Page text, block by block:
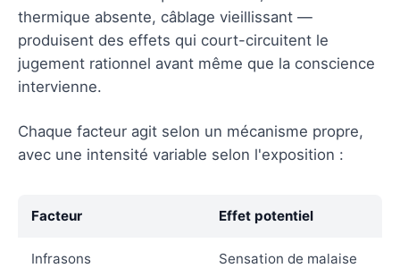
thermique absente, câblage vieillissant —
produisent des effets qui court-circuitent le
jugement rationnel avant même que la conscience
intervienne.
Chaque facteur agit selon un mécanisme propre,
avec une intensité variable selon l'exposition :
Facteur Effet potentiel
Infrasons Sensation de malaise